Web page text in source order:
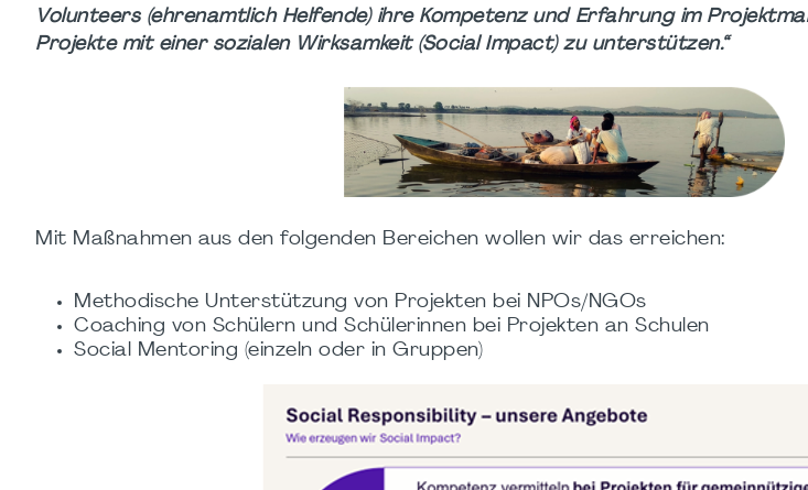
Volunteers (ehrenamtlich Helfende) ihre Kompetenz und Erfahrung im
Projekte mit einer sozialen Wirksamkeit (Social Impact) zu unterstützen.“
Mit Maßnahmen aus den folgenden Bereichen wollen wir das erreichen:
Methodische Unterstützung von Projekten bei NPOs/NGOs
Coaching von Schülern und Schülerinnen bei Projekten an Schulen
Social Mentoring (einzeln oder in Gruppen)